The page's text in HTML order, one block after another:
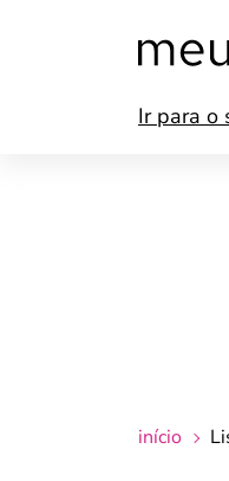
Ir para o
início